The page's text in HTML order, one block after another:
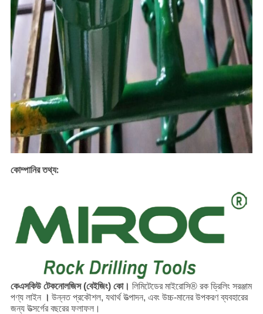
কোম্পানির তথ্য:
কেএসকিউ টেকনোলজিস (বেইজিং) কো। লিমিটেডের মাইরোসি® রক ড্রিলিং সরঞ্জাম
পণ্য লাইন । উন্নত প্রকৌশল, যথার্থ উত্পাদন, এবং উচ্চ-মানের উপকরণ ব্যবহারের
জন্য উত্সর্গের বছরের ফলাফল।